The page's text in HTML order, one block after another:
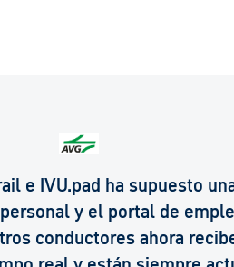
e IVU.pad ha supuesto
y el portal de
conductores ahora